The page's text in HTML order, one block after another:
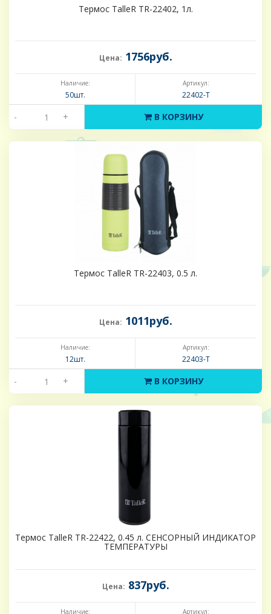
Термос TalleR TR-22402, 1л.
Цена: 1756руб.
Наличие:
50шт.
Артикул:
22402-Т
- + В КОРЗИНУ
Термос TalleR TR-22403, 0.5 л.
Цена: 1011руб.
Наличие:
12шт.
Артикул:
22403-Т
- + В КОРЗИНУ
Термос TalleR TR-22422, 0.45 л. СЕНСОРНЫЙ ИНДИКАТОР
ТЕМПЕРАТУРЫ
Цена: 837руб.
Наличие: Артикул: